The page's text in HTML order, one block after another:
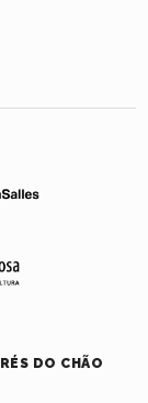
RÉS DO CHÃO